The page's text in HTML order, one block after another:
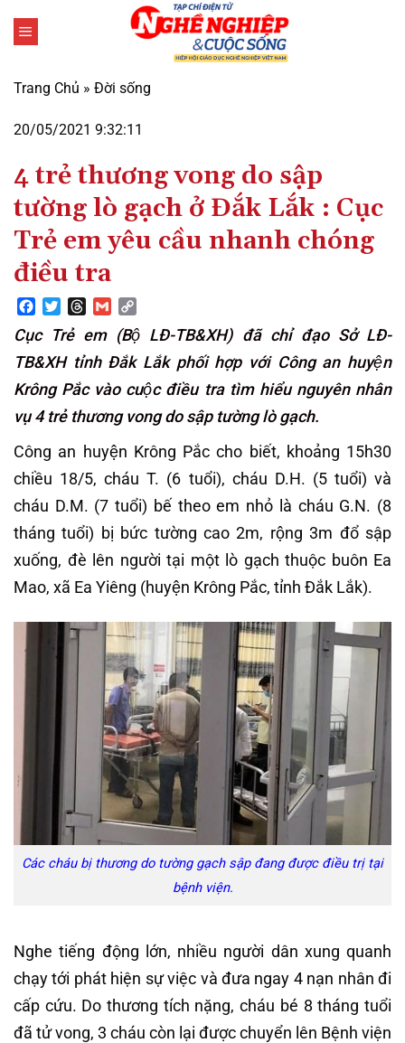
qua
dung
Trang Chủ » Đời sống
20/05/2021 9:32:11
4 trẻ thương vong do sập
tường lò gạch ở Đắk Lắk : Cục
Trẻ em yêu cầu nhanh chóng
điều tra
Facebook
TwitterThreads
Gmail
Link
Cục Trẻ em (Bộ LĐ-TB&XH) đã chỉ đạo Sở LĐ-
TB&XH tỉnh Đắk Lắk phối hợp với Công an huyện
Krông Pắc vào cuộc điều tra tìm hiểu nguyên nhân
vụ 4 trẻ thương vong do sập tường lò gạch.
Công an huyện Krông Pắc cho biết, khoảng 15h30
chiều 18/5, cháu T. (6 tuổi), cháu D.H. (5 tuổi) và
cháu D.M. (7 tuổi) bế theo em nhỏ là cháu G.N. (8
tháng tuổi) bị bức tường cao 2m, rộng 3m đổ sập
xuống, đè lên người tại một lò gạch thuộc buôn Ea
Mao, xã Ea Yiêng (huyện Krông Pắc, tỉnh Đắk Lắk).
Các cháu bị thương do tường gạch sập đang được điều trị tại
bệnh viện.
Nghe tiếng động lớn, nhiều người dân xung quanh
chạy tới phát hiện sự việc và đưa ngay 4 nạn nhân đi
cấp cứu. Do thương tích nặng, cháu bé 8 tháng tuổi
đã tử vong, 3 cháu còn lại được chuyển lên Bệnh viện